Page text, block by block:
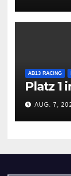
AB13 RACING
Platz 1
AUG. 7,